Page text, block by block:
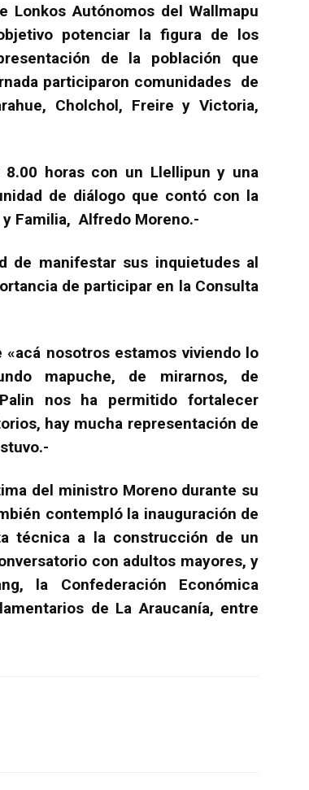
Lonkos Autónomos del Wallmapu
potenciar la figura de los
de la población que
participaron comunidades de
Cholchol, Freire y Victoria,
horas con un Llellipun y una
de diálogo que contó con la
Familia, Alfredo Moreno.-
de manifestar sus inquietudes al
de participar en la Consulta
nosotros estamos viviendo lo
mapuche, de mirarnos, de
nos ha permitido fortalecer
hay mucha representación de
del ministro Moreno durante su
contempló la inauguración de
técnica a la construcción de un
con adultos mayores, y
la Confederación Económica
de La Araucanía, entre